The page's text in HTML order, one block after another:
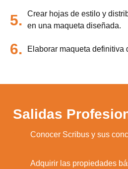
5.
Crear hojas de estilo y
en una maqueta diseñada.
6. Elaborar maqueta definitiva
Salidas
Conocer Scribus y sus
Adquirir las propiedades